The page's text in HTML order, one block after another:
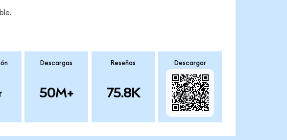
Descargas
50M+
Reseñas
75.8K
Descargar